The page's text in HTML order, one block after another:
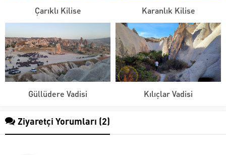
Çarıklı Kilise Karanlık Kilise
Güllüdere Vadisi Kılıçlar Vadisi
Ziyaretçi Yorumları (2)